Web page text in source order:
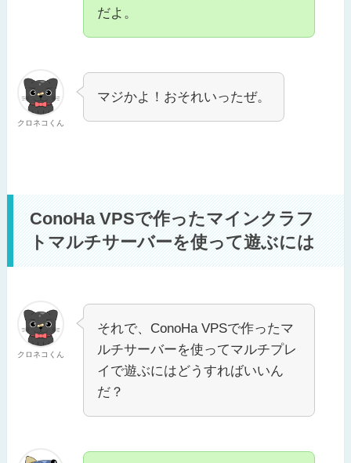
だよ。
クロネコくん
マジかよ！おそれいったぜ。
ConoHa VPSで作ったマインクラフ
トマルチサーバーを使って遊ぶには
クロネコくん
それで、ConoHa VPSで作ったマ
ルチサーバーを使ってマルチプレ
イで遊ぶにはどうすればいいん
だ？